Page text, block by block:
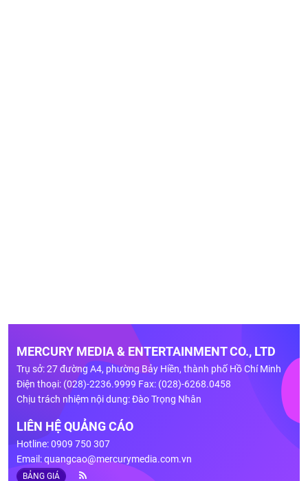
MERCURY MEDIA & ENTERTAINMENT CO., LTD
Trụ sở: 27 đường A4, phường Bảy Hiền, thành phố Hồ Chí Minh
Điện thoại: (028)-2236.9999 Fax: (028)-6268.0458
Chịu trách nhiệm nội dung: Đào Trọng Nhân
LIÊN HỆ QUẢNG CÁO
Hotline: 0909 750 307
Email:quangcao@mercurymedia.com.vn
BẢNG GIÁ